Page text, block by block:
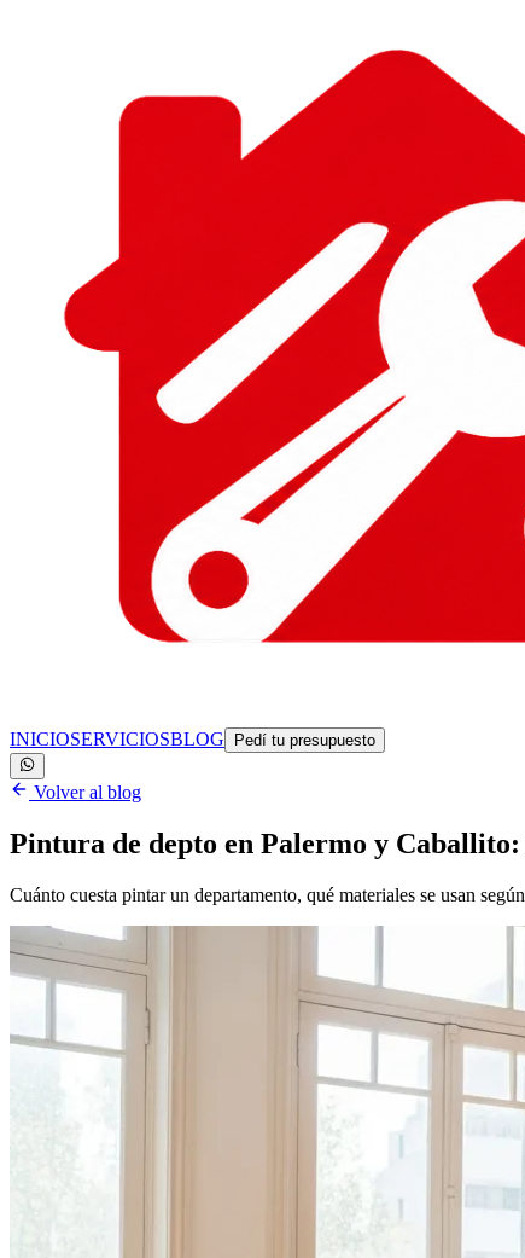
INICIOSERVICIOSBLOG Pedí tu presupuesto
Volver al blog
Pintura de depto en Palermo y
Cuánto cuesta pintar un departamento, qué materiales se usan